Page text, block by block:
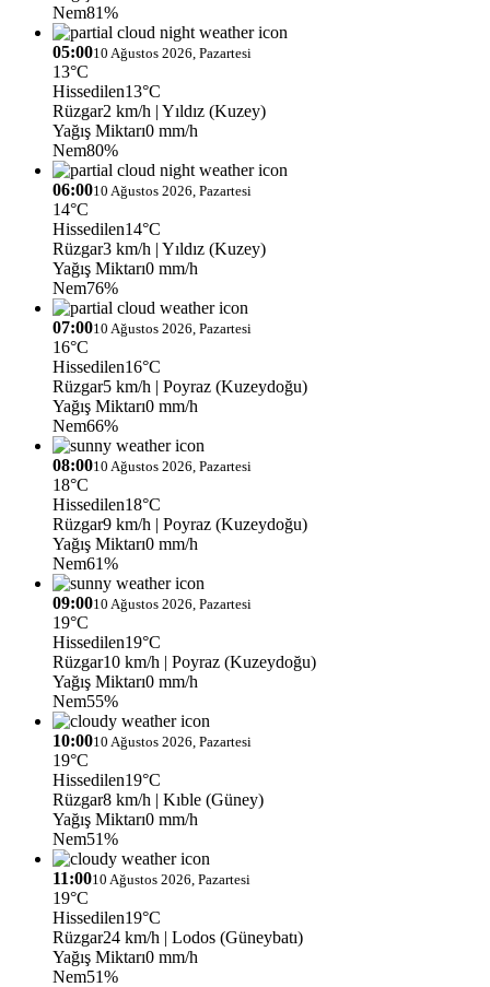
Nem81%
05:0010 Ağustos 2026, Pazartesi
13°C
Hissedilen13°C
Rüzgar2 km/h | Yıldız (Kuzey)
Yağış Miktarı0 mm/h
Nem80%
06:0010 Ağustos 2026, Pazartesi
14°C
Hissedilen14°C
Rüzgar3 km/h | Yıldız (Kuzey)
Yağış Miktarı0 mm/h
Nem76%
07:0010 Ağustos 2026, Pazartesi
16°C
Hissedilen16°C
Rüzgar5 km/h | Poyraz (Kuzeydoğu)
Yağış Miktarı0 mm/h
Nem66%
08:0010 Ağustos 2026, Pazartesi
18°C
Hissedilen18°C
Rüzgar9 km/h | Poyraz (Kuzeydoğu)
Yağış Miktarı0 mm/h
Nem61%
09:0010 Ağustos 2026, Pazartesi
19°C
Hissedilen19°C
Rüzgar10 km/h | Poyraz (Kuzeydoğu)
Yağış Miktarı0 mm/h
Nem55%
10:0010 Ağustos 2026, Pazartesi
19°C
Hissedilen19°C
Rüzgar8 km/h | Kıble (Güney)
Yağış Miktarı0 mm/h
Nem51%
11:0010 Ağustos 2026, Pazartesi
19°C
Hissedilen19°C
Rüzgar24 km/h | Lodos (Güneybatı)
Yağış Miktarı0 mm/h
Nem51%